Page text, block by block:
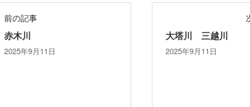
前の記事
赤木川
2025年9月11日
大塔川 三越川
2025年9月11日